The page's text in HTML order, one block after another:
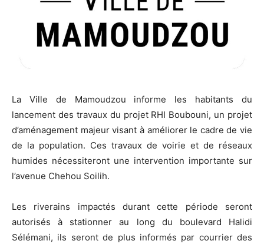
La Ville de Mamoudzou informe les habitants du
lancement des travaux du projet RHI Boubouni, un projet
d’aménagement majeur visant à améliorer le cadre de vie
de la population. Ces travaux de voirie et de réseaux
humides nécessiteront une intervention importante sur
l’avenue Chehou Soilih.
Les riverains impactés durant cette période seront
autorisés à stationner au long du boulevard Halidi
Sélémani, ils seront de plus informés par courrier des